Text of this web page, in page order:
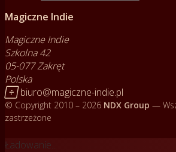
Magiczne Indie
Magiczne Indie
Szkolna 42
05-077 Zakręt
Polska
 biuro@magiczne-indie.pl
© Copyright 2010 – 2026 NDX Group —
zastrzeżone
Ładowanie...